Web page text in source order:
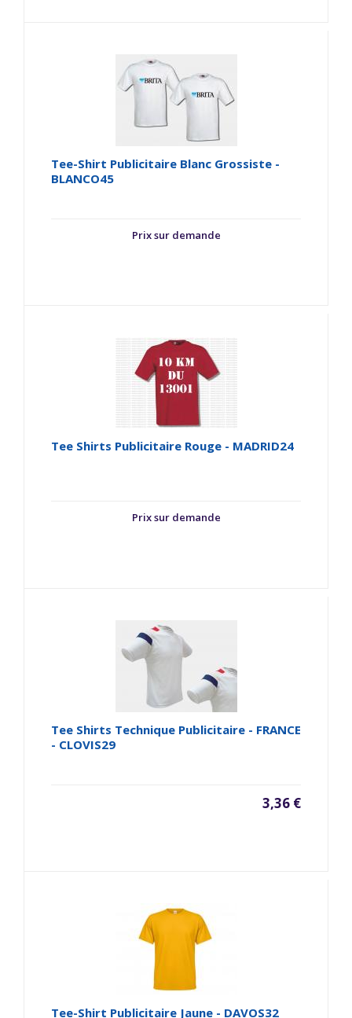
Tee-Shirt Publicitaire Blanc Grossiste -
BLANCO45
Prix sur demande
Tee Shirts Publicitaire Rouge - MADRID24
Prix sur demande
Tee Shirts Technique Publicitaire - FRANCE
- CLOVIS29
3,36 €
Tee-Shirt Publicitaire Jaune - DAVOS32